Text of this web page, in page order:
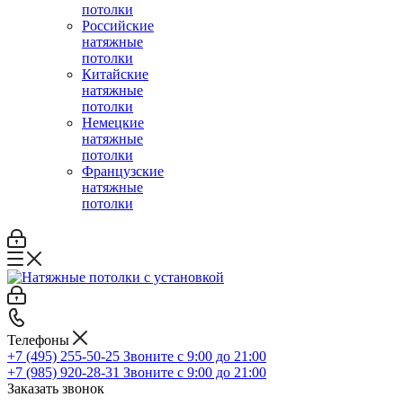
потолки
Российские
натяжные
потолки
Китайские
натяжные
потолки
Немецкие
натяжные
потолки
Французские
натяжные
потолки
Телефоны
+7 (495) 255-50-25 Звоните с 9:00 до 21:00
+7 (985) 920-28-31 Звоните с 9:00 до 21:00
Заказать звонок